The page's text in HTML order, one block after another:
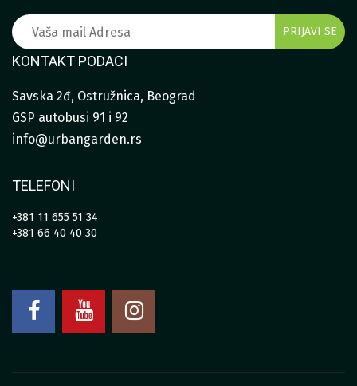
KONTAKT PODACI
Savska 2đ, Ostružnica, Beograd
GSP autobusi 91 i 92
info@urbangarden.rs
TELEFONI
+381 11 655 51 34
+381 66 40 40 30